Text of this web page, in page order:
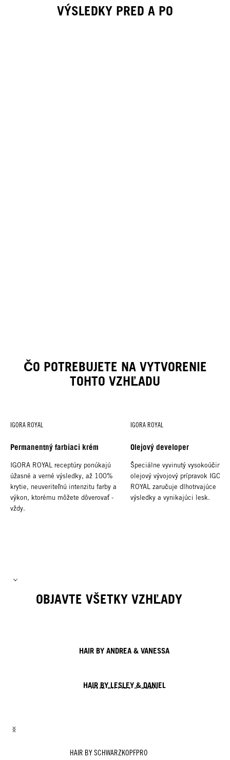
VÝSLEDKY PRED A PO
ČO POTREBUJETE NA VYTVORENIE
TOHTO VZHĽADU
IGORA ROYAL
Permanentný farbiaci krém
IGORA ROYAL receptúry ponúkajú
úžasné a verné výsledky, až 100%
krytie, neuveriteľnú intenzitu farby a
výkon, ktorému môžete dôverovať -
vždy.
IGORA ROYAL
Olejový developer
Špeciálne vyvinutý vysokoúčinný
olejový vývojový prípravok IGORA
ROYAL zaručuje dlhotrvajúce
výsledky a vynikajúci lesk.
OBJAVTE VŠETKY VZHĽADY
HAIR BY ANDREA & VANESSA
HAIR BY LESLEY & DANIEL
HAIR BY LISA & SOFIA
HAIR BY SCHWARZKOPFPRO